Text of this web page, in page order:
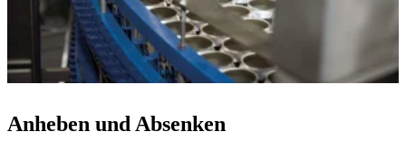
Anheben und Absenken